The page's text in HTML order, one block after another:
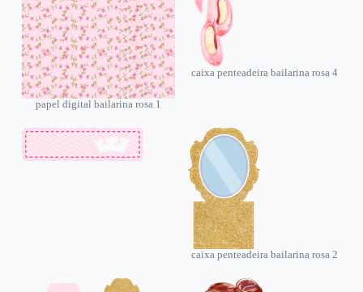
papel digital bailarina rosa 1
caixa penteadeira bailarina rosa 4
caixa penteadeira bailarina rosa 2